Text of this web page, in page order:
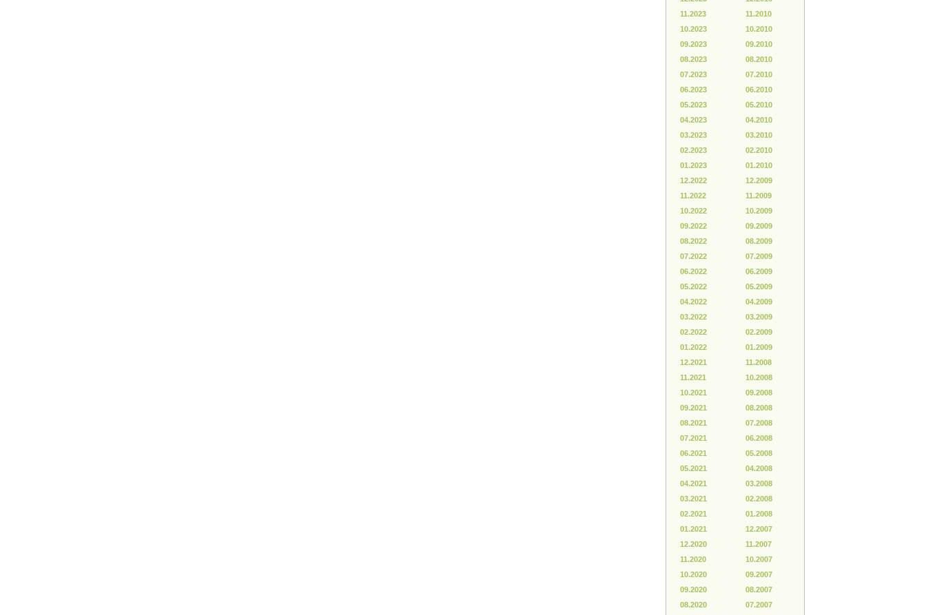
11.2023
10.2023
09.2023
08.2023
07.2023
06.2023
05.2023
04.2023
03.2023
02.2023
01.2023
12.2022
11.2022
10.2022
09.2022
08.2022
07.2022
06.2022
05.2022
04.2022
03.2022
02.2022
01.2022
12.2021
11.2021
10.2021
09.2021
08.2021
07.2021
06.2021
05.2021
04.2021
03.2021
02.2021
01.2021
12.2020
11.2020
10.2020
09.2020
08.2020
11.2010
10.2010
09.2010
08.2010
07.2010
06.2010
05.2010
04.2010
03.2010
02.2010
01.2010
12.2009
11.2009
10.2009
09.2009
08.2009
07.2009
06.2009
05.2009
04.2009
03.2009
02.2009
01.2009
11.2008
10.2008
09.2008
08.2008
07.2008
06.2008
05.2008
04.2008
03.2008
02.2008
01.2008
12.2007
11.2007
10.2007
09.2007
08.2007
07.2007